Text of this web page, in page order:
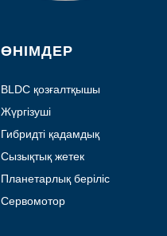
ӨНІМДЕР
BLDC қозғалтқышы
Жүргізуші
Гибридті қадамдық
қозғалтқыш
Сызықтық жетек
Планетарлық беріліс
қозғалтқышы
Сервомотор